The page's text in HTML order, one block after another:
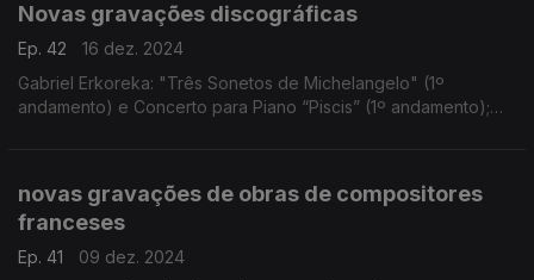
Novas gravações discográficas
Ep. 42
16 dez. 2024
Gabriel Erkoreka: "Três Sonetos de Michelangelo" (1º
andamento) e Concerto para Piano “Piscis” (1º andamento);
novas gravações de obras de compositores
franceses
Ep. 41
09 dez. 2024